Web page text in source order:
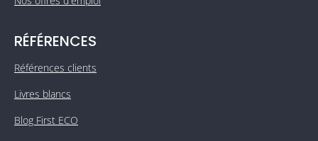
RÉFÉRENCES
Références clients
Livres blancs
Blog First ECO